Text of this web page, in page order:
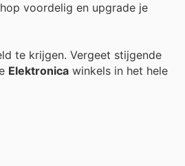
voordelig en upgrade je
te krijgen. Vergeet stijgende
Elektronica winkels in het hele